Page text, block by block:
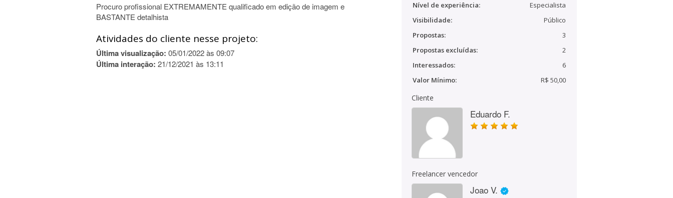
Procuro profissional EXTREMAMENTE qualificado em edição de imagem e
BASTANTE detalhista
Atividades do cliente nesse projeto:
Última visualização: 05/01/2022 às 09:07
Última interação: 21/12/2021 às 13:11
Nível de experiência:
Especialista
Visibilidade:
Público
Propostas:
3
Propostas excluídas:
2
Interessados:
6
Valor Mínimo:
R$ 50,00
Cliente
Eduardo F.
Freelancer vencedor
Joao V.